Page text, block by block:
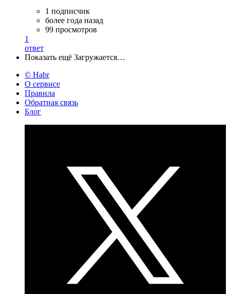
1 подписчик
более года назад
99 просмотров
1
ответ
Показать ещё Загружается…
© Habr
О сервисе
Правила
Обратная связь
Блог